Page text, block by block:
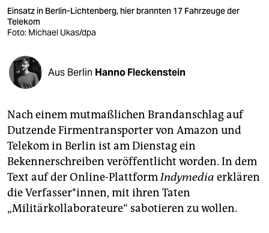
unterstützen
genossenschaft
epaper login
Einsatz in Berlin-Lichtenberg, hier brannten 17 Fahrzeuge der
Telekom
Foto: Michael Ukas/dpa
Aus Berlin Hanno Fleckenstein
Nach einem mutmaßlichen Brandanschlag auf
Dutzende Firmentransporter von Amazon und
Telekom in Berlin ist am Dienstag ein
Bekennerschreiben veröffentlicht worden. In dem
Text auf der Online-PlattformIndymedia erklären
die Verfasser*innen, mit ihren Taten
„Militärkollaborateure“ sabotieren zu wollen.